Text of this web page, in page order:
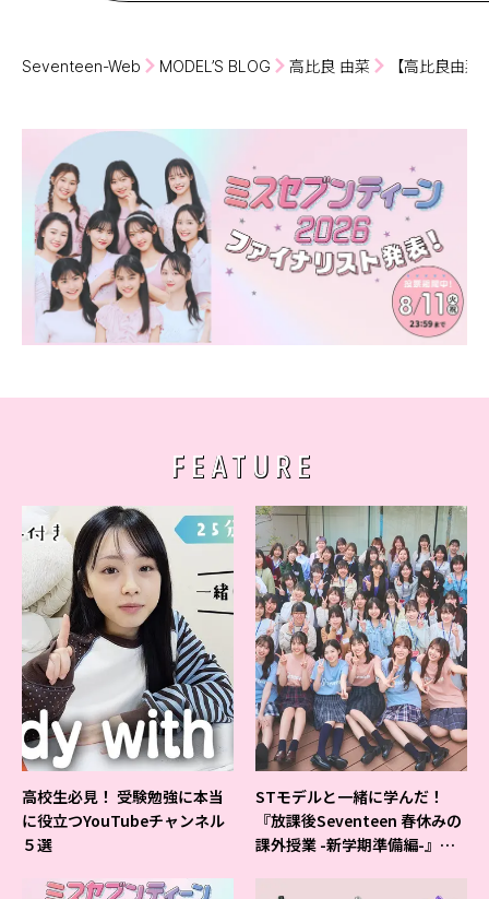
Seventeen-Web MODEL’S BLOG 高比良 由菜 【高比良由
FEATURE
高校生必見！ 受験勉強に本当
に役立つYouTubeチャンネル
５選
STモデルと一緒に学んだ！
『放課後Seventeen 春休みの
課外授業 -新学期準備編-』イ